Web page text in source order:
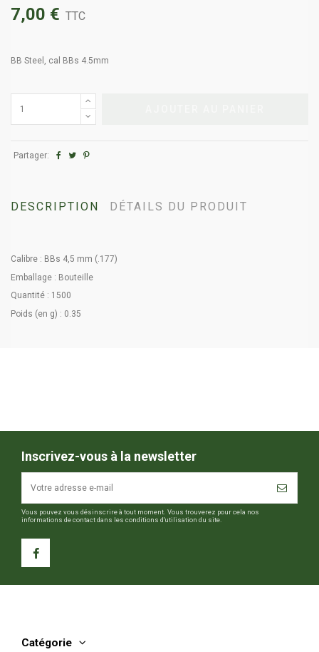
7,00 € TTC
BB Steel, cal BBs 4.5mm
Partager:
DESCRIPTION DÉTAILS DU PRODUIT
Calibre : BBs 4,5 mm (.177)
Emballage : Bouteille
Quantité : 1500
Poids (en g) : 0.35
Inscrivez-vous à la newsletter
Vous pouvez vous désinscrire à tout moment. Vous trouverez pour cela nos
informations de contact dans les conditions d'utilisation du site.
Catégorie